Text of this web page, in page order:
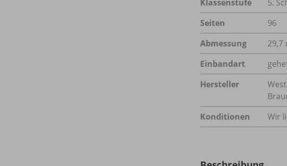
Klassenstufe
5.
Seiten
96
Abmessung
29,7
Einbandart
Hersteller
Konditionen
Wir